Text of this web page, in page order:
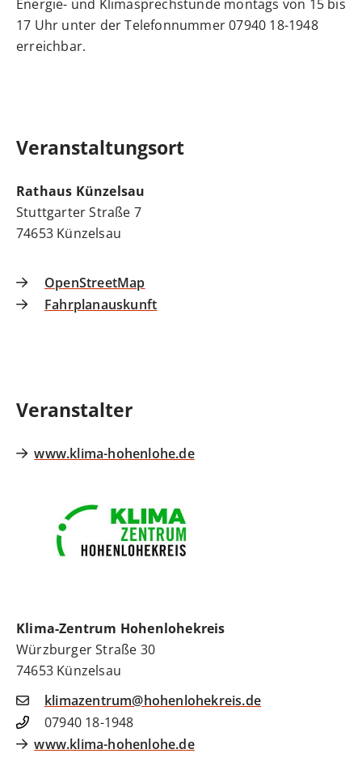
Energie- und Klimasprechstunde montags von 15 bis
17 Uhr unter der Telefonnummer 07940 18-1948
erreichbar.
Veranstaltungsort
Rathaus Künzelsau
Stuttgarter Straße 7
74653 Künzelsau
OpenStreetMap
Fahrplanauskunft
Veranstalter
Klima-Zentrum Hohenlohekreis
Würzburger Straße 30
74653 Künzelsau
www.klima-hohenlohe.de
klimazentrum@hohenlohekreis.de
07940 18-1948
www.klima-hohenlohe.de